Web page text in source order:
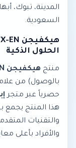
المدينة، تبوك،
السعودية.
الحلول الذكية
منتج هيكفيجن DS-K1T342EFWX-EN
بالوصول) من
حصرياً عبر متجر
هذا المنتج يجمع
والتقنيات
والأفراد بأعلى